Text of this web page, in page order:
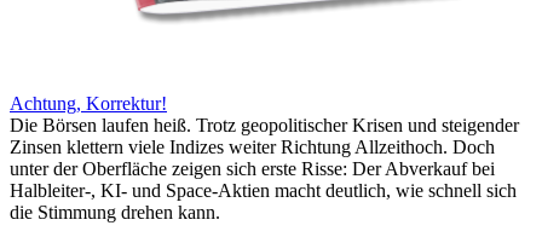
Achtung, Korrektur!
Die Börsen laufen heiß. Trotz geopolitischer Krisen und steigender
Zinsen klettern viele Indizes weiter Richtung Allzeithoch. Doch
unter der Oberfläche zeigen sich erste Risse: Der Abverkauf bei
Halbleiter-, KI- und Space-Aktien macht deutlich, wie schnell sich
die Stimmung drehen kann.